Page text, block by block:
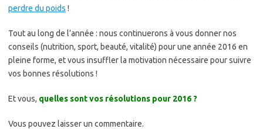
perdre du poids !
Tout au long de l’année : nous continuerons à vous donner nos
conseils (nutrition, sport, beauté, vitalité) pour une année 2016 en
pleine forme, et vous insuffler la motivation nécessaire pour suivre
vos bonnes résolutions !
Et vous, quelles sont vos résolutions pour 2016 ?
Vous pouvez laisser un commentaire.